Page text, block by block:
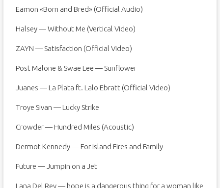
Eamon «Born and Bred» (Official Audio)
Halsey — Without Me (Vertical Video)
ZAYN — Satisfaction (Official Video)
Post Malone & Swae Lee — Sunflower
Juanes — La Plata ft. Lalo Ebratt (Official Video)
Troye Sivan — Lucky Strike
Crowder — Hundred Miles (Acoustic)
Dermot Kennedy — For Island Fires and Family
Future — Jumpin on a Jet
Lana Del Rey — hope is a dangerous thing for a woman like